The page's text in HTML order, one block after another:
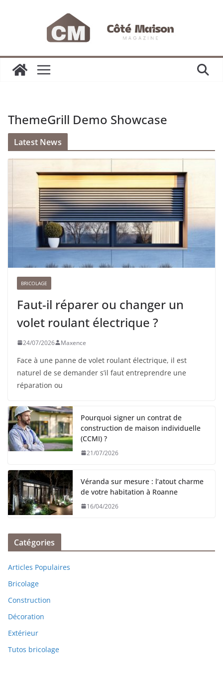
ThemeGrill Demo Showcase
Latest News
BRICOLAGE
Faut-il réparer ou changer un
volet roulant électrique ?
24/07/2026 Maxence
Face à une panne de volet roulant électrique, il est
naturel de se demander s’il faut entreprendre une
réparation ou
Pourquoi signer un contrat de
construction de maison individuelle
(CCMI) ?
21/07/2026
Véranda sur mesure : l’atout charme
de votre habitation à Roanne
16/04/2026
Catégories
Articles Populaires
Bricolage
Construction
Décoration
Extérieur
Tutos bricolage